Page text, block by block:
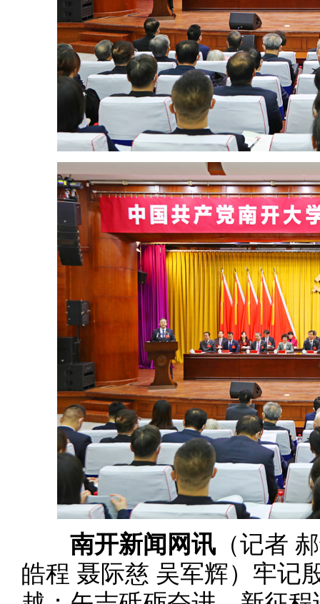
南开新闻网讯 （记者
皓程 聂际慈 吴军辉）牢记